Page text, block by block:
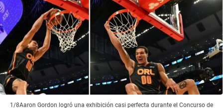
1/8Aaron Gordon logró una exhibición casi perfecta durante el Concurso de